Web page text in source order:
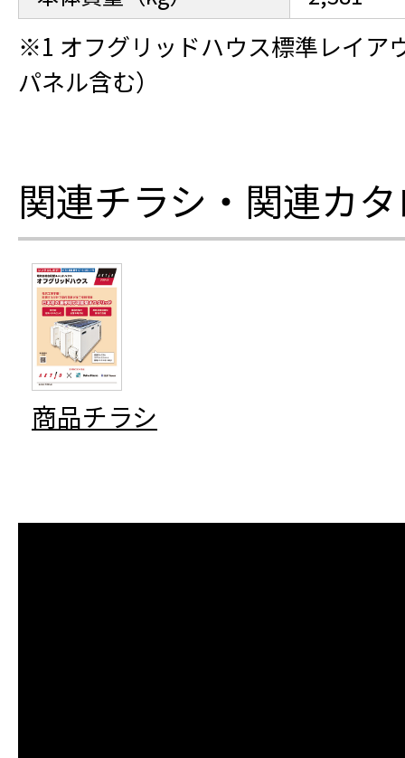
※1 オフグリッドハウス標準レイア
パネル含む）
関連チラシ・関連カ
商品チラシ